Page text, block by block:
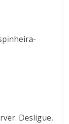
Desligue,